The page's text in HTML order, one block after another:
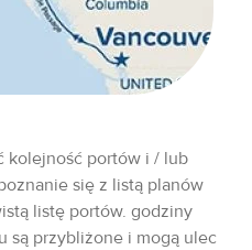
kolejność portów i / lub
się z listą planów
listę portów. godziny
są przybliżone i mogą ulec